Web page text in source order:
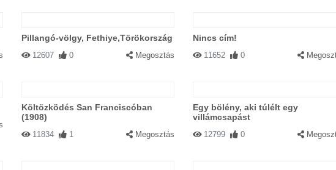
Pillangó-völgy, Fethiye,Törökország
12607 0 Megosztás
Nincs cím!
11652 0
Költözködés San Franciscóban
(1908)
11834 1 Megosztás
Egy bölény, aki túlélt egy
villámcsapást
12799 0